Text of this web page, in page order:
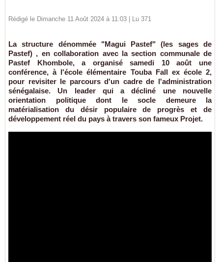
Rédigé le Dimanche 11 Août 2024 à 11:03 | Lu 371
La structure dénommée "Magui Pastef" (les sages de
Pastef) , en collaboration avec la section communale de
Pastef Khombole, a organisé samedi 10 août une
conférence, à l'école élémentaire Touba Fall ex école 2,
pour revisiter le parcours d'un cadre de l'administration
sénégalaise. Un leader qui a décliné une nouvelle
orientation politique dont le socle demeure la
matérialisation du désir populaire de progrès et de
développement réel du pays à travers son fameux Projet.